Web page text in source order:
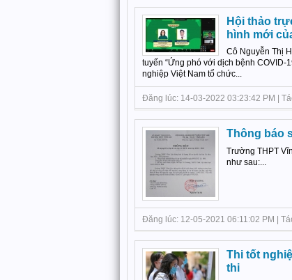
Hội thảo
hình mới
Cô Nguyễn Thị
tuyến “Ứng phó với dịch bệnh COVID-
nghiệp Việt Nam tổ chức...
Đăng lúc: 14-03-2022 03:23:42 PM |
Thông báo
Trường THPT
như sau:...
Đăng lúc: 12-05-2021 06:11:02 PM |
Thi tốt
thi